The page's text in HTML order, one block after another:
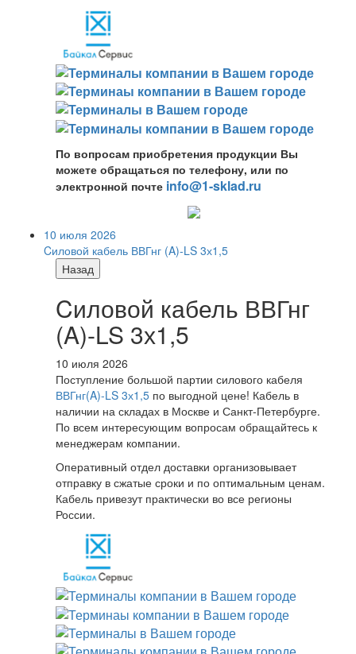
По вопросам приобретения продукции Вы
можете обращаться по телефону, или по
электронной почте info@1-sklad.ru
10 июля 2026
Cиловой кабель ВВГнг (A)-LS 3х1,5
Назад
Cиловой кабель ВВГнг
(A)-LS 3х1,5
10 июля 2026
Поступление большой партии силового кабеля
ВВГнг(A)-LS 3х1,5 по выгодной цене! Кабель в
наличии на складах в Москве и Санкт-Петербурге.
По всем интересующим вопросам обращайтесь к
менеджерам компании.
Оперативный отдел доставки организовывает
отправку в сжатые сроки и по оптимальным ценам.
Кабель привезут практически во все регионы
России.